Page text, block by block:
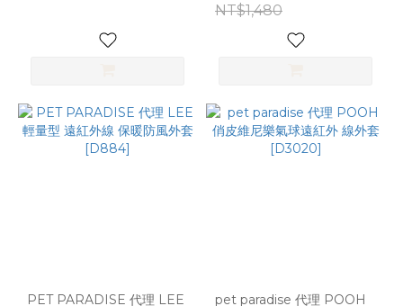
NT$1,480
PET PARADISE 代理 LEE
pet paradise 代理 POOH